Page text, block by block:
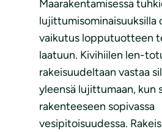
Maarakentamisessa
lujittumisominaisuuksilla
vaikutus lopputuotteen
laatuun. Kivihiilen len-
rakeisuudeltaan vastaa
yleensä lujittumaan, kun
rakenteeseen sopivassa
vesipitoisuudessa.